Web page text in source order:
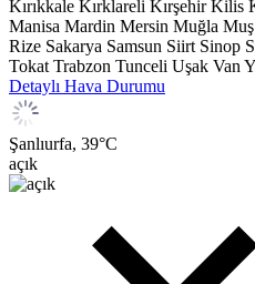
Kırıkkale Kırklareli Kırşehir Kilis
Manisa Mardin Mersin Muğla Muş
Rize Sakarya Samsun Siirt Sinop
Tokat Trabzon Tunceli Uşak Van
Detaylı Hava Durumu
Şanlıurfa, 39°C
açık